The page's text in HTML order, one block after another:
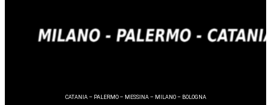
CATANIA – PALERMO – MESSINA – MILANO – BOLOGNA